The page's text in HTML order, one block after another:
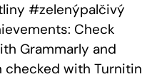
#zelenýpalčivý
Check
Grammarly and
checked with Turnitin